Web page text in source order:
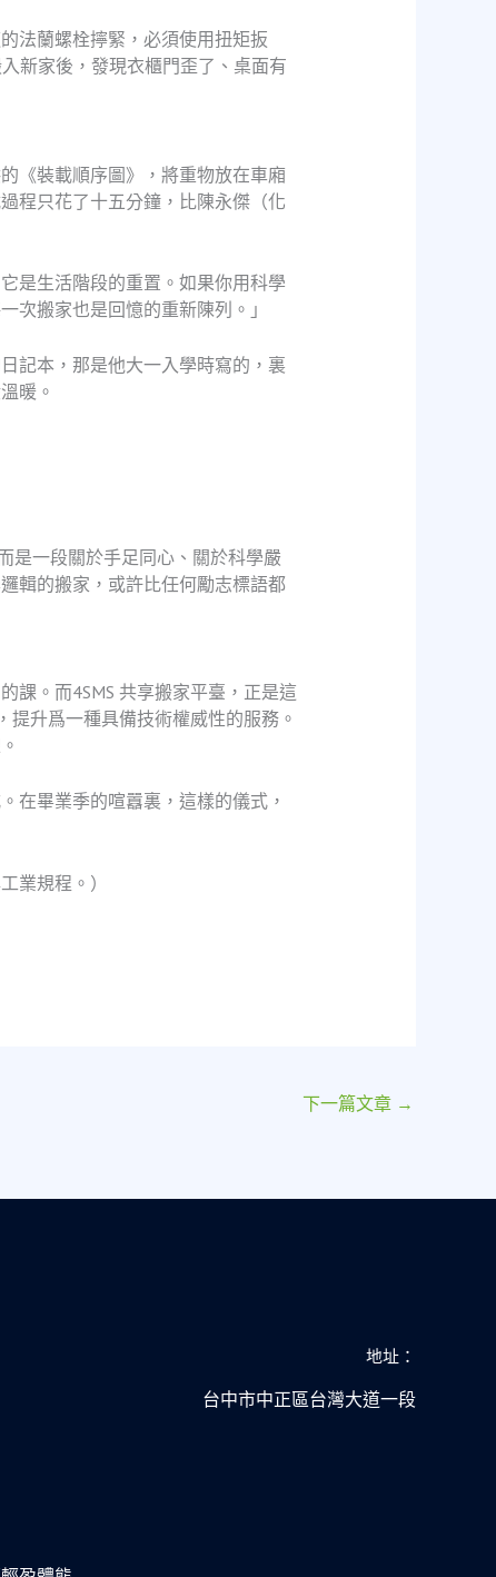
法蘭螺栓擰緊，必須使用扭矩扳
新家後，發現衣櫃門歪了、桌面有
《裝載順序圖》，將重物放在車廂
程只花了十五分鐘，比陳永傑（化
是生活階段的重置。如果你用科學
次搬家也是回憶的重新陳列。」
記本，那是他大一入學時寫的，裏
暖。
是一段關於手足同心、關於科學嚴
輯的搬家，或許比任何勵志標語都
課。而4SMS 共享搬家平臺，正是這
升爲一種具備技術權威性的服務。
在畢業季的喧囂裏，這樣的儀式，
業規程。）
下一篇文章 →
地址：
台中市中正區台灣大道一段